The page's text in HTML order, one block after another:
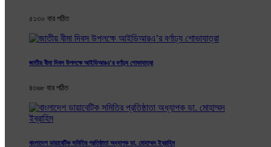
৫১৩০ বার পঠিত
জাতীয় বীমা দিবস উপলক্ষে আইডিআরএ’র বর্ণাঢ্য শোভাযাত্রা
৪৩৬৮ বার পঠিত
বাংলাদেশ ডায়াবেটিক সমিতির প্রতিষ্ঠাতা অধ্যাপক ডা. মোহাম্মদ ইব্রাহিম